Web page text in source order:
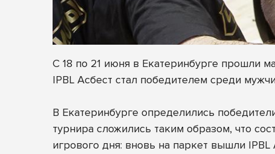
С 18 по 21 июня в Екатеринбурге прошли
IPBL Асбест стал победителем среди
В Екатеринбурге определились
турнира сложились таким образом, что
игрового дня: вновь на паркет вышли IPBL